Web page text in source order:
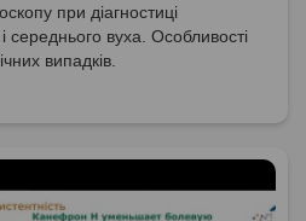
при діагностиці
середнього вуха. Особливості
випадків.